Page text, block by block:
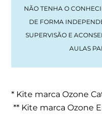
NÃO TENHA O
DE FORMA
SUPERVISÃO E
AULAS
* Kite marca Ozone
** Kite marca Ozone